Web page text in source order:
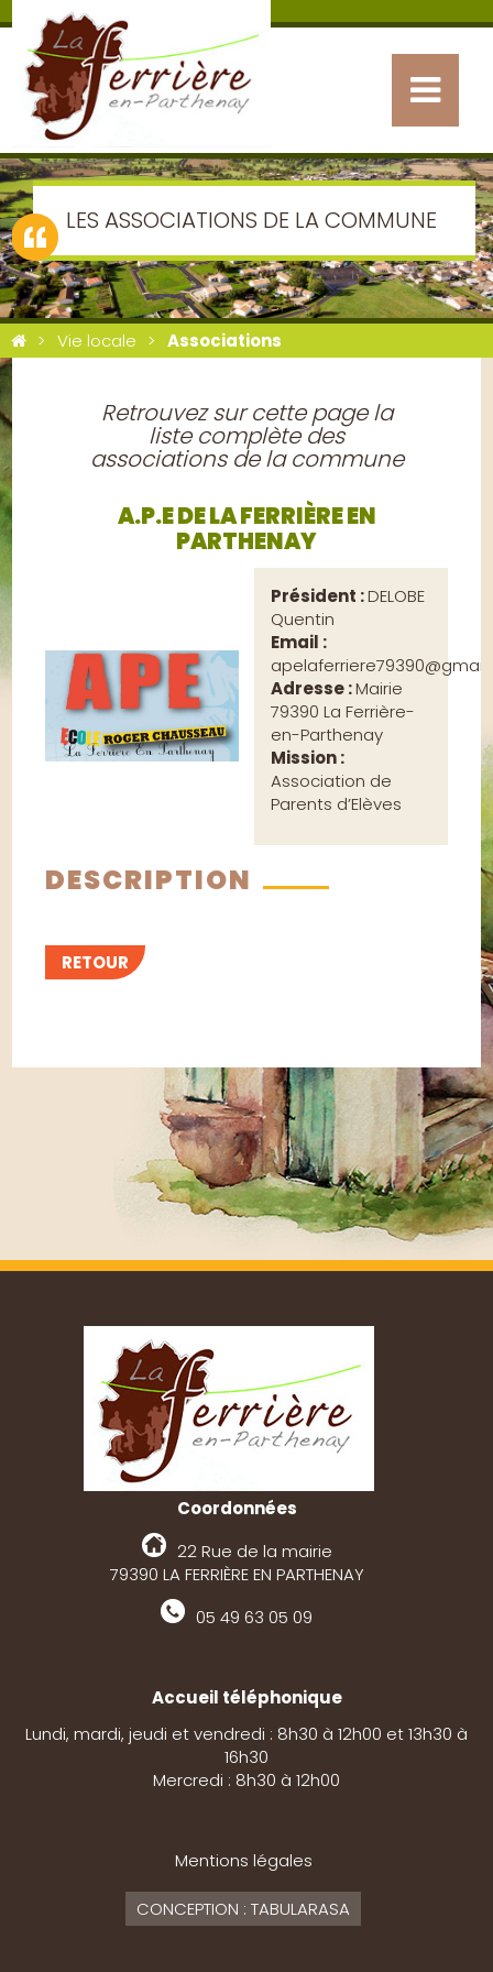
LES ASSOCIATIONS DE LA COMMUNE
Vie locale Associations
Retrouvez sur cette page la
liste complète des
associations de la commune
A.P.E DE LA FERRIÈRE EN
PARTHENAY
Président :DELOBE
Quentin
Email :
Adresse :Mairie
79390 La Ferrière-
en-Parthenay
Mission :
Association de
Parents d’Elèves
DESCRIPTION
RETOUR
Coordonnées
22 Rue de la mairie
79390 LA FERRIÈRE EN PARTHENAY
05 49 63 05 09
Accueil téléphonique
Lundi, mardi, jeudi et vendredi : 8h30 à 12h00 et 13h30 à
16h30
Mercredi : 8h30 à 12h00
Mentions légales
CONCEPTION : TABULARASA